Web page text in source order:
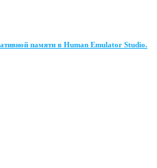
памяти в Human Emulator Studio.